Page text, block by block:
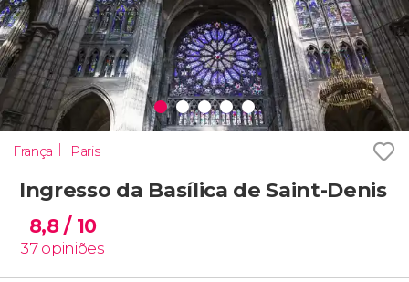
França Paris
Ingresso da Basílica de Saint-Denis
8,8/ 10
37 opiniões